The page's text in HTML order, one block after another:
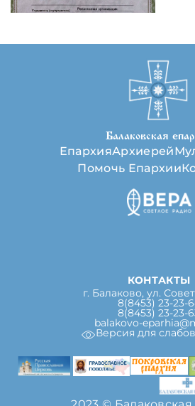
Балаковская
ЕпархияАрхиерей
Помочь Епархии
КОНТАКТЫ
г. Балаково, ул.
8(8453) 23-23-
8(8453) 23-23-
balakovo-
Версия для